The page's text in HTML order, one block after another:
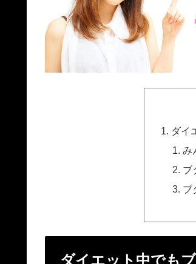
ダイ
み
ブ
ブ
ダイエット中でも